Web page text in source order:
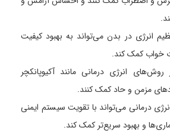
انرژی در بدن می‌تواند به بهبود کیفیت
خواب کمک کند.
انرژی درمانی مانند آکیوپانکچر
مزمن و حاد کمک کنند.
درمانی می‌تواند با تقویت سیستم ایمنی
و بهبود سریع‌تر کمک کند.